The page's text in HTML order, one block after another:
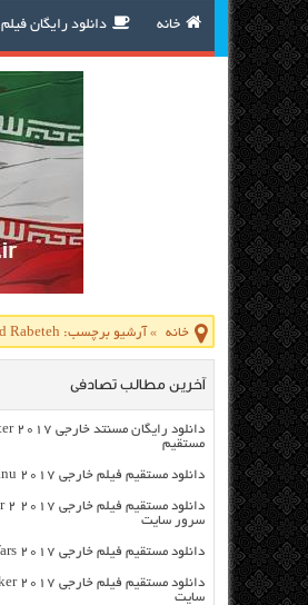
خانه دانلود رایگان فیلم
خانه » آرشیو برچسب: Download New Song By Ali Sotoodeh Called Rabeteh
آخرین مطالب تصادفی
مستقیم
دانلود مستقیم فیلم خارجی OK Jaanu 2017 از سرور سایت
سرور سایت
دانلود مستقیم فیلم خارجی Cross Wars 2017 از سرور سایت
سایت